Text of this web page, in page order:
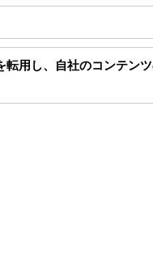
用し、自社のコンテン